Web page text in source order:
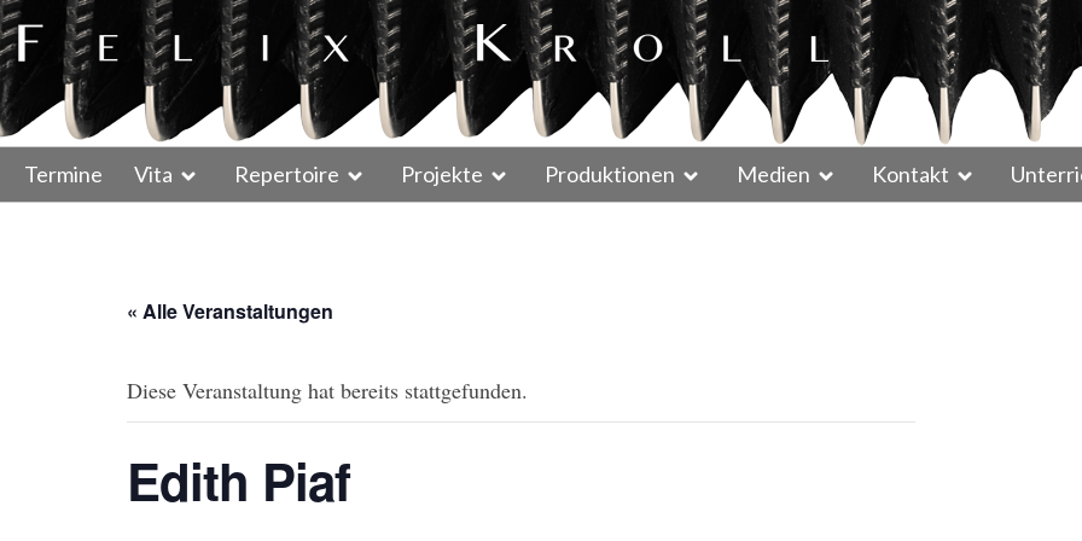
Termine Vita Repertoire Projekte Produktionen Medien Kontakt
« Alle Veranstaltungen
Diese Veranstaltung hat bereits stattgefunden.
Edith Piaf